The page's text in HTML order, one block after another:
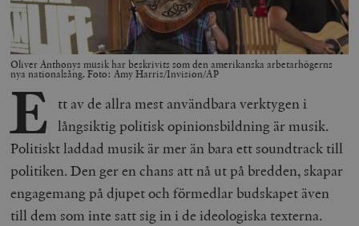
Oliver Anthonys musik har beskrivits som den amerikanska arbetarhögerns
nya nationalsång. Foto: Amy Harris/Invision/AP
E
tt av de allra mest användbara verktygen i
långsiktig politisk opinionsbildning är musik.
Politiskt laddad musik är mer än bara ett soundtrack till
politiken. Den ger en chans att nå ut på bredden, skapar
engagemang på djupet och förmedlar budskapet även
till dem som inte satt sig in i de ideologiska texterna.